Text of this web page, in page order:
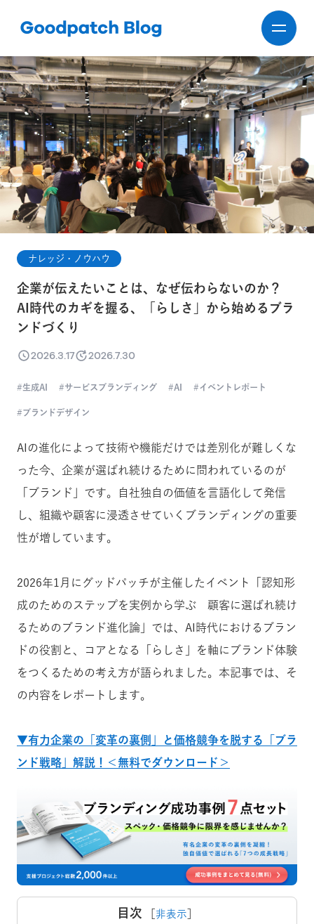
ナレッジ・ノウハウ
企業が伝えたいことは、なぜ伝わらないのか？
AI時代のカギを握る、「らしさ」から始めるブラ
ンドづくり
2026.3.17 2026.7.30
生成AI サービスブランディング AI イベントレポート
ブランドデザイン
AIの進化によって技術や機能だけでは差別化が難しくな
った今、企業が選ばれ続けるために問われているのが
「ブランド」です。
自社独自の価値を言語化して発信
し、組織や顧客に浸透させていくブランディングの重要
性が増しています。
2026年1月にグッドパッチが主催したイベント「認知形
成のためのステップを実例から学ぶ 顧客に選ばれ続け
るためのブランド進化論」では、AI時代におけるブラン
ドの役割と、コアとなる「らしさ」を軸にブランド体験
をつくるための考え方が語られました。本記事では、そ
の内容をレポートします。
▼有力企業の「変革の裏側」と価格競争を脱する「ブラ
ンド戦略」解説！＜無料でダウンロード＞
目次 非表示